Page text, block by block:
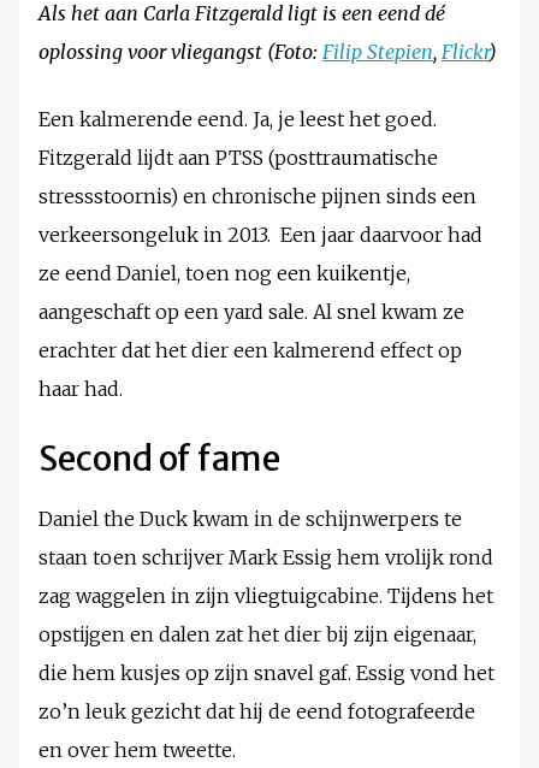
Als het aan Carla Fitzgerald ligt is een eend dé
oplossing voor vliegangst (Foto: Filip Stepien, Flickr)
Een kalmerende eend. Ja, je leest het goed.
Fitzgerald lijdt aan PTSS (posttraumatische
stressstoornis) en chronische pijnen sinds een
verkeersongeluk in 2013. Een jaar daarvoor had
ze eend Daniel, toen nog een kuikentje,
aangeschaft op een yard sale. Al snel kwam ze
erachter dat het dier een kalmerend effect op
haar had.
Second of fame
Daniel the Duck kwam in de schijnwerpers te
staan toen schrijver Mark Essig hem vrolijk rond
zag waggelen in zijn vliegtuigcabine. Tijdens het
opstijgen en dalen zat het dier bij zijn eigenaar,
die hem kusjes op zijn snavel gaf. Essig vond het
zo’n leuk gezicht dat hij de eend fotografeerde
en over hem tweette.